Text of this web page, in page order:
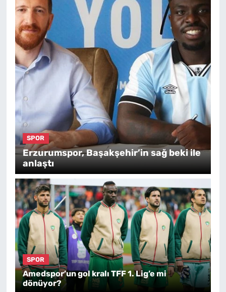
SPOR
Erzurumspor, Başakşehir’in sağ beki ile
anlaştı
SPOR
Amedspor’un gol kralı TFF 1. Lig’e mi
dönüyor?